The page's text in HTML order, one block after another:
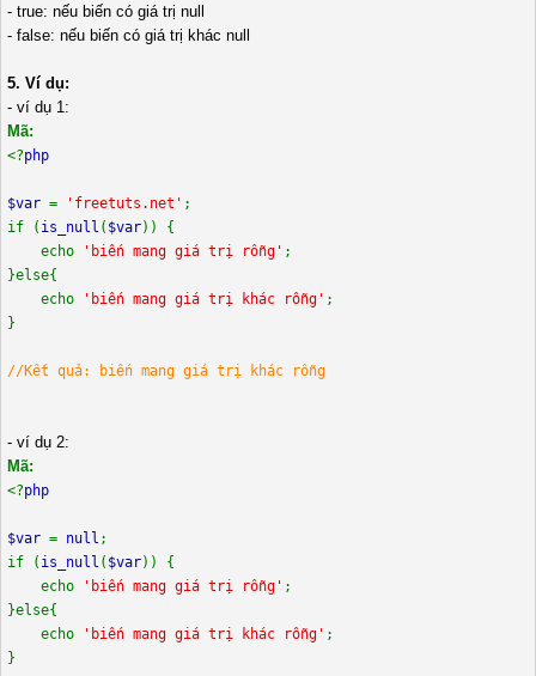
- true: nếu biến có giá trị null
- false: nếu biến có giá trị khác null
5. Ví dụ:
- ví dụ 1:
Mã:
<?php
$var = 'freetuts.net' ;
if ( is_null ( $var)) {
echo
'biến mang giá trị rỗng' ;
}else{
echo
'biến mang giá trị khác rỗng' ;
}
//Kết quả: biến mang giá trị khác rỗng
- ví dụ 2:
Mã:
<?php
$var = null ;
if ( is_null ( $var)) {
echo
'biến mang giá trị rỗng' ;
}else{
echo
'biến mang giá trị khác rỗng' ;
}